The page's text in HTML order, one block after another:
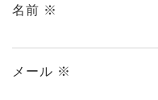
名前 ※
メール ※